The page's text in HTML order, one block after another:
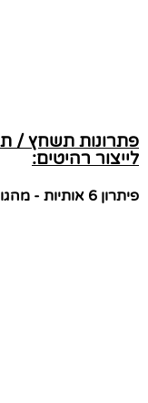
פתרונות תשחץ /
לייצור רהיטים:
פיתרון 6 אותיות - מהגוני